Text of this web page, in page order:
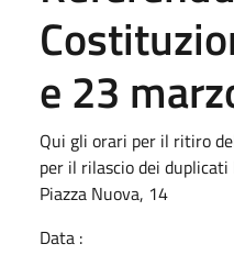
e 23
Qui gli orari per il ritiro
per il rilascio dei
Piazza Nuova, 14
Data :